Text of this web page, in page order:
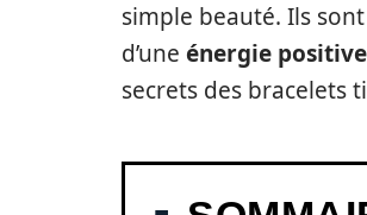
simple beauté. Ils
d’une énergie positive
secrets des bracelets